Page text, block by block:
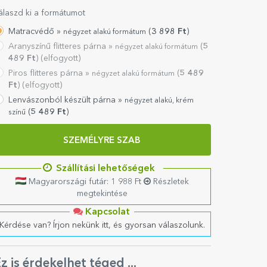
ki a formátumot
Matracvédő » négyzet alakú formátum (3 898 Ft)
Aranyszínű flitteres párna » négyzet alakú formátum (5
489 Ft) (elfogyott)
Piros flitteres párna » négyzet alakú formátum (5 489
Ft) (elfogyott)
Lenvászonból készült párna » négyzet alakú, krém
színű (5 489 Ft)
SZEMÉLYRE SZAB
Szállítási lehetőségek
Magyarországi futár: 1 988 Ft
Részletek
megtekintése
Kapcsolat
van? Írjon nekünk itt, és gyorsan válaszolunk.
is érdekelhet téged ...